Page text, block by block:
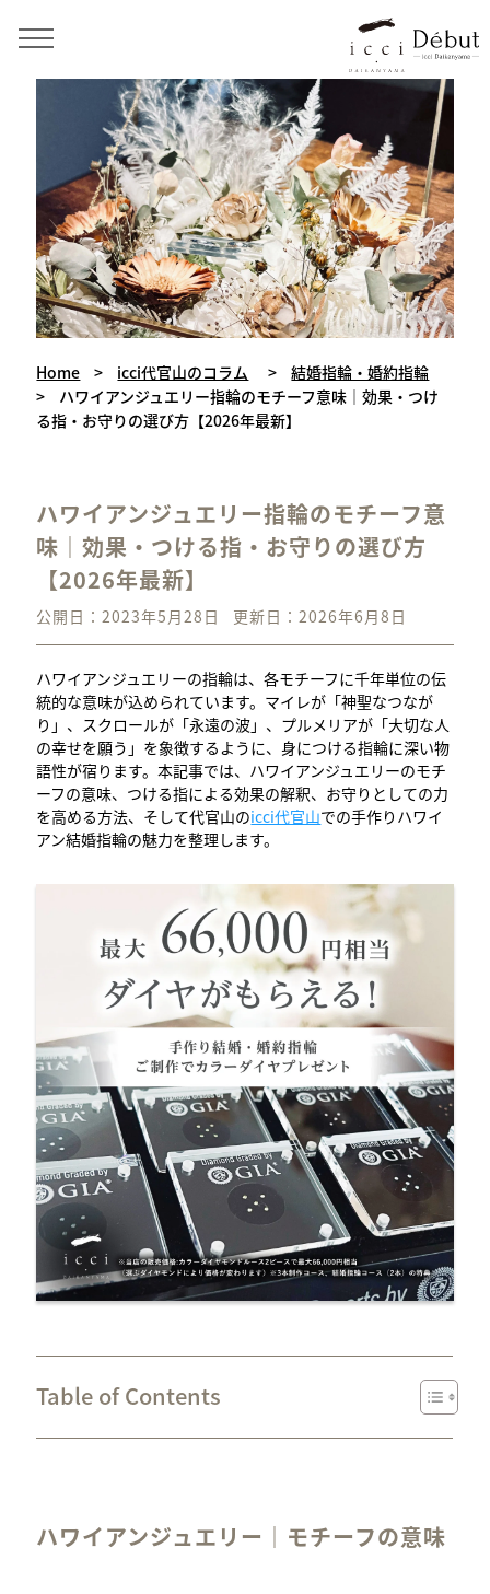
手作り結婚指輪・婚約指輪・ペアリング icci 代官山
Home > icci代官山のコラム >
結婚指輪・婚約指輪
>
ハワイアンジュエリー指輪のモチーフ意味｜効果・つけ
る指・お守りの選び方【2026年最新】
ハワイアンジュエリー指輪のモチーフ意
味｜効果・つける指・お守りの選び方
【2026年最新】
公開日：2023年5月28日 更新日：2026年6月8日
ハワイアンジュエリーの指輪は、各モチーフに千年単位の伝
統的な意味が込められています。マイレが「神聖なつなが
り」、スクロールが「永遠の波」、プルメリアが「大切な人
の幸せを願う」を象徴するように、身につける指輪に深い物
語性が宿ります。本記事では、ハワイアンジュエリーのモチ
ーフの意味、つける指による効果の解釈、お守りとしての力
を高める方法、そして代官山のicci代官山での手作りハワイ
アン結婚指輪の魅力を整理します。
Table of Contents
ハワイアンジュエリー｜モチーフの意味